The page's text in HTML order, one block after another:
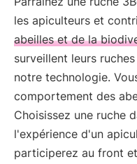
les apiculteurs et
abeilles et de la
surveillent leurs
notre technologie.
comportement des
Choisissez une ruche
l'expérience d'un
participerez au front